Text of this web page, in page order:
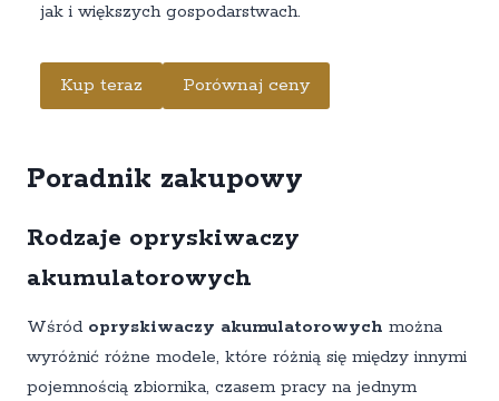
jak i większych gospodarstwach.
Kup teraz Porównaj ceny
Poradnik zakupowy
Rodzaje opryskiwaczy
akumulatorowych
Wśród opryskiwaczy akumulatorowych można
wyróżnić różne modele, które różnią się między innymi
pojemnością zbiornika, czasem pracy na jednym